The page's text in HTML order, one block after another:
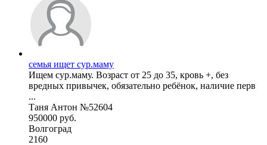
семья ищет сур.маму
Ищем сур.маму. Возраст от 25 до 35, кровь +, без
вредных привычек, обязательно ребёнок, наличие перв
...
Таня Антон №52604
950000 руб.
Волгоград
2160